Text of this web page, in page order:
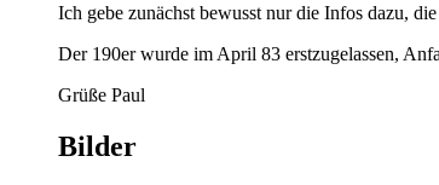
Ich gebe zunächst bewusst nur die Infos dazu,
Der 190er wurde im April 83 erstzugelassen,
Grüße Paul
Bilder